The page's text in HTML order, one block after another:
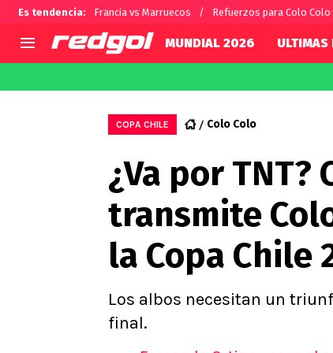
Es tendencia: Francia vs Marruecos Refuerzos para Colo Colo
Selección Chilena
U de Chile
U Católica
Campeonato Nacional
Primera B
Segunda División
Copa Chile
Supercopa Chile
Campeonato Femenino
MUNDIAL 2026 ULTIMAS
COPA CHILE Colo Colo
¿Va por
transmite
la Copa Chile
Los albos necesitan un
final.